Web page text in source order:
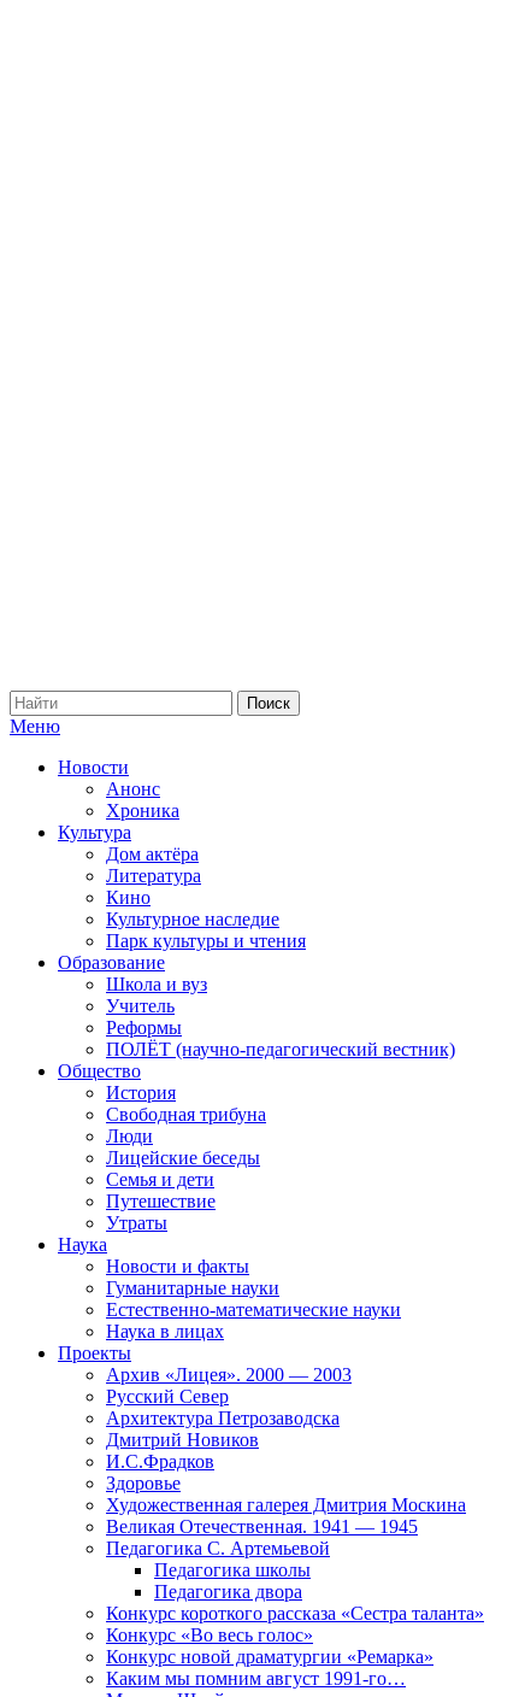
Меню
Новости
Анонс
Хроника
Культура
Дом актёра
Литература
Кино
Культурное наследие
Парк культуры и чтения
Образование
Школа и вуз
Учитель
Реформы
ПОЛЁТ (научно-педагогический вестник)
Общество
История
Свободная трибуна
Люди
Лицейские беседы
Семья и дети
Путешествие
Утраты
Наука
Новости и факты
Гуманитарные науки
Естественно-математические науки
Наука в лицах
Проекты
Архив «Лицея». 2000 — 2003
Русский Север
Архитектура Петрозаводска
Дмитрий Новиков
И.С.Фрадков
Здоровье
Художественная галерея Дмитрия Москина
Великая Отечественная. 1941 — 1945
Педагогика С. Артемьевой
Педагогика школы
Педагогика двора
Конкурс короткого рассказа «Сестра таланта»
Конкурс «Во весь голос»
Конкурс новой драматургии «Ремарка»
Каким мы помним август 1991-го…